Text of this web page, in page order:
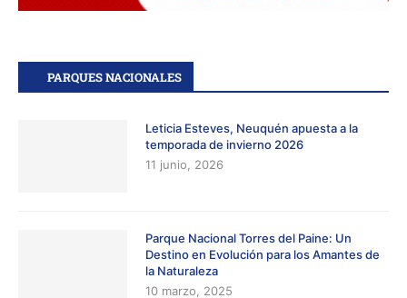
PARQUES NACIONALES
Leticia Esteves, Neuquén apuesta a la
temporada de invierno 2026
11 junio, 2026
Parque Nacional Torres del Paine: Un
Destino en Evolución para los Amantes de
la Naturaleza
10 marzo, 2025